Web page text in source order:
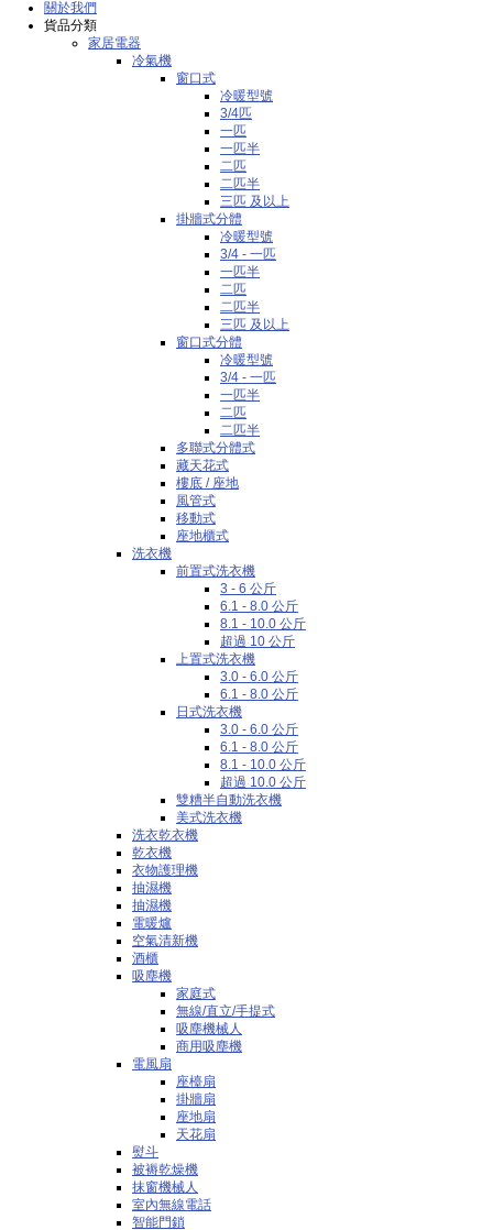
關於我們
貨品分類
家居電器
冷氣機
窗口式
冷暖型號
3/4匹
一匹
一匹半
二匹
二匹半
三匹 及以上
掛牆式分體
冷暖型號
3/4 - 一匹
一匹半
二匹
二匹半
三匹 及以上
窗口式分體
冷暖型號
3/4 - 一匹
一匹半
二匹
二匹半
多聯式分體式
藏天花式
樓底 / 座地
風管式
移動式
座地櫃式
洗衣機
前置式洗衣機
3 - 6 公斤
6.1 - 8.0 公斤
8.1 - 10.0 公斤
超過 10 公斤
上置式洗衣機
3.0 - 6.0 公斤
6.1 - 8.0 公斤
日式洗衣機
3.0 - 6.0 公斤
6.1 - 8.0 公斤
8.1 - 10.0 公斤
超過 10.0 公斤
雙糟半自動洗衣機
美式洗衣機
洗衣乾衣機
乾衣機
衣物護理機
抽濕機
抽濕機
電暖爐
空氣清新機
酒櫃
吸塵機
家庭式
無線/直立/手提式
吸塵機械人
商用吸塵機
電風扇
座檯扇
掛牆扇
座地扇
天花扇
熨斗
被褥乾燥機
抹窗機械人
室內無線電話
智能門鎖